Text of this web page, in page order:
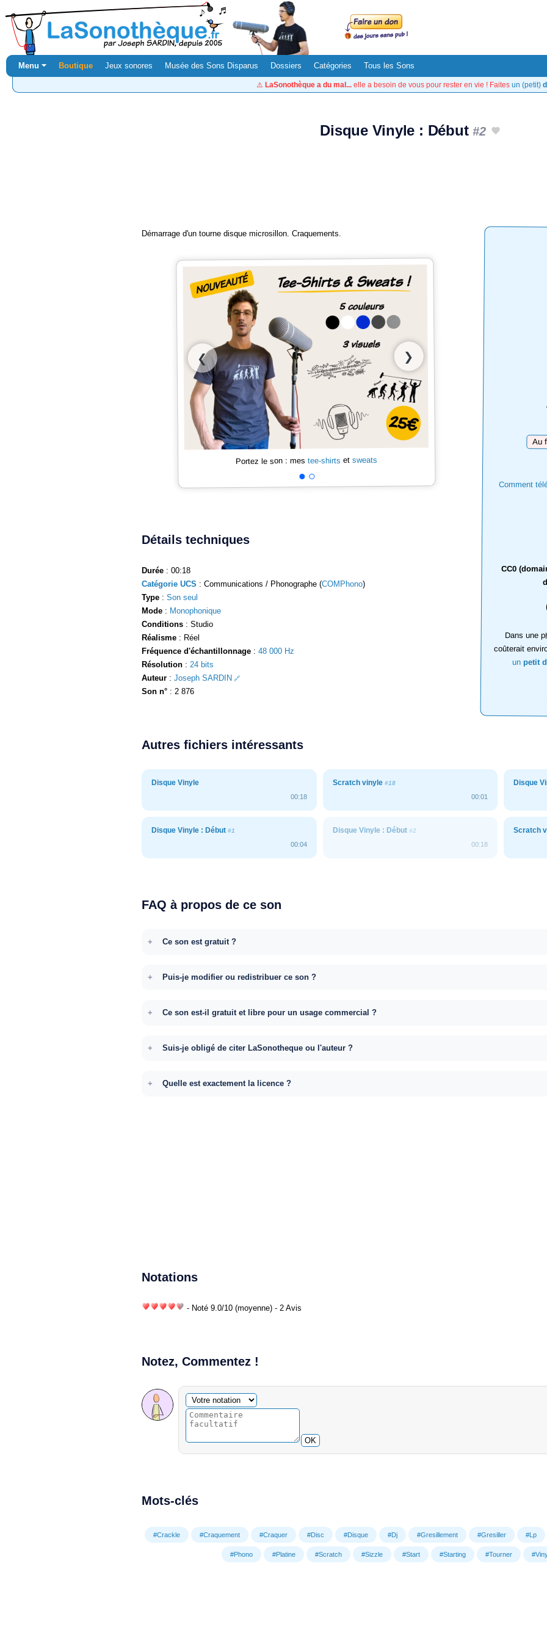
Menu ⏷ Boutique Jeux sonores Musée des Sons Disparus Dossiers Catégories Tous les Sons
⚠️ LaSonothèque a du mal... elle a besoin de vous pour rester en vie ! Faites un (petit)
Disque Vinyle : Début#2
Comment
CC0
Dans une
coûterait
un petit
Démarrage d'un tourne disque microsillon. Craquements.
❮ ❯
Portez le son : mestee-shirts etsweats
Détails techniques
Durée : 00:18
Catégorie UCS : Communications / Phonographe (COMPhono)
Type : Son seul
Mode : Monophonique
Conditions : Studio
Réalisme : Réel
Fréquence d'échantillonnage : 48 000 Hz
Résolution : 24 bits
Auteur : Joseph SARDIN
Son n° : 2 876
Autres fichiers intéressants
Disque Vinyle
00:18
Scratch vinyle #18
00:01
Disque
Disque Vinyle : Début #1
00:04
Disque Vinyle : Début #2
00:18
Scratch
FAQ à propos de ce son
Ce son est gratuit ?
Puis-je modifier ou redistribuer ce son ?
Ce son est-il gratuit et libre pour un usage commercial ?
Suis-je obligé de citer LaSonotheque ou l'auteur ?
Quelle est exactement la licence ?
Notations
- Noté 9.0/10 (moyenne) - 2 Avis
Notez, Commentez !
Commentaire facultatif
Votre notation
OK
Mots-clés
#Crackle #Craquement #Craquer #Disc #Disque #Dj #Gresillement #Gresiller #Lp
#Phono #Platine #Scratch #Sizzle #Start #Starting #Tourner